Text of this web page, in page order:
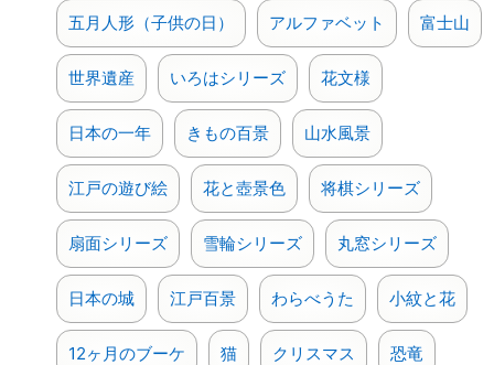
五月人形（子供の日） アルファベット 富士山
世界遺産 いろはシリーズ 花文様
日本の一年 きもの百景 山水風景
江戸の遊び絵 花と壺景色 将棋シリーズ
扇面シリーズ 雪輪シリーズ 丸窓シリーズ
日本の城 江戸百景 わらべうた 小紋と花
12ヶ月のブーケ 猫 クリスマス 恐竜